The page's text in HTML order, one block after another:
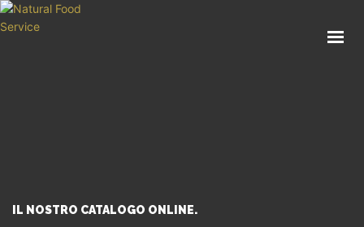
IL NOSTRO CATALOGO ONLINE.